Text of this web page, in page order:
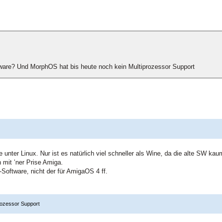
Und MorphOS hat bis heute noch kein Multiprozessor Support
Linux. Nur ist es natürlich viel schneller als Wine, da die alte SW
’ner Prise Amiga.
nicht der für AmigaOS 4 ff.
Support